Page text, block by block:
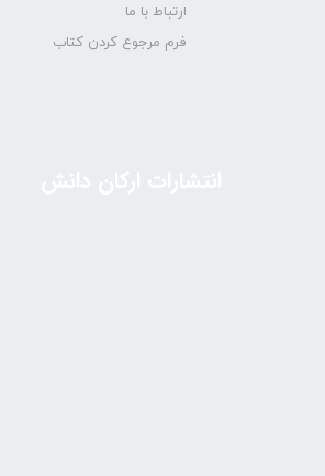
ارتباط با ما
فرم مرجوع کردن کتاب